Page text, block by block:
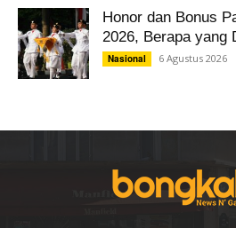
Honor dan Bonus
2026, Berapa yang
Nasional 6 Agustus 2026